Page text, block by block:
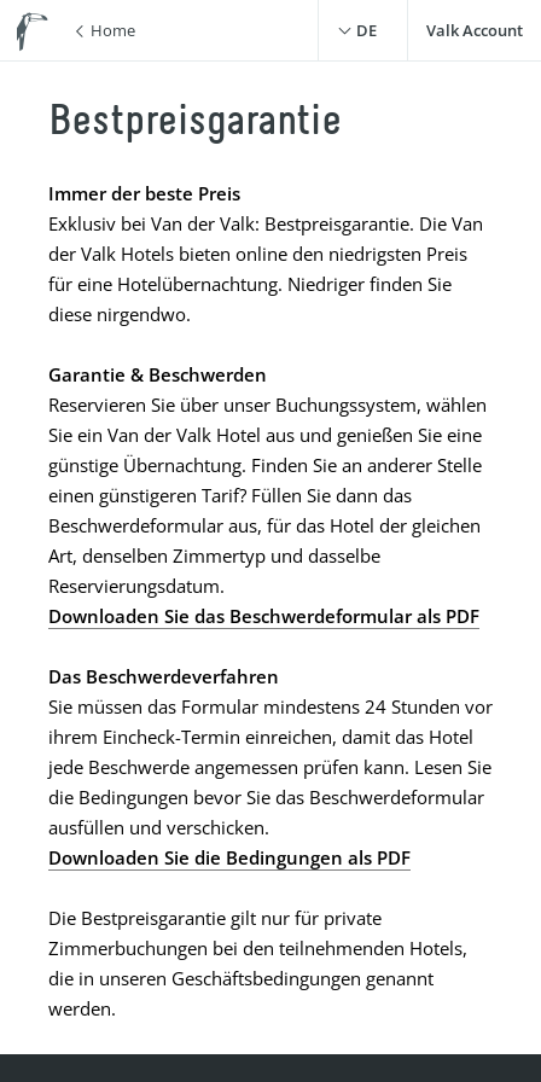
Home DE Valk Account
Bestpreisgarantie
Immer der beste Preis
Exklusiv bei Van der Valk: Bestpreisgarantie. Die Van
der Valk Hotels bieten online den niedrigsten Preis
für eine Hotelübernachtung. Niedriger finden Sie
diese nirgendwo.
Garantie & Beschwerden
Reservieren Sie über unser Buchungssystem, wählen
Sie ein Van der Valk Hotel aus und genießen Sie eine
günstige Übernachtung. Finden Sie an anderer Stelle
einen günstigeren Tarif? Füllen Sie dann das
Beschwerdeformular aus, für das Hotel der gleichen
Art, denselben Zimmertyp und dasselbe
Reservierungsdatum.
Downloaden Sie das Beschwerdeformular als PDF
Das Beschwerdeverfahren
Sie müssen das Formular mindestens 24 Stunden vor
ihrem Eincheck-Termin einreichen, damit das Hotel
jede Beschwerde angemessen prüfen kann. Lesen Sie
die Bedingungen bevor Sie das Beschwerdeformular
ausfüllen und verschicken.
Downloaden Sie die Bedingungen als PDF
Die Bestpreisgarantie gilt nur für private
Zimmerbuchungen bei den teilnehmenden Hotels,
die in unseren Geschäftsbedingungen genannt
werden.